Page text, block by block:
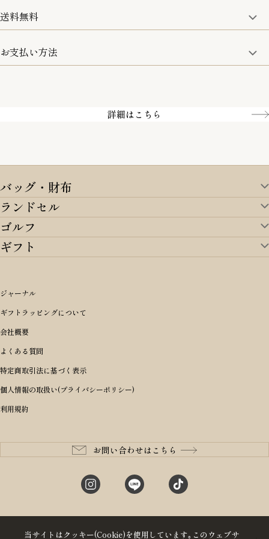
15:00までのご注文は即日発送
お取寄せ商品を除く
送料無料
5,500円(税込)以上で全国送料無料となります。
お支払い方法
詳細はこちら
バッグ・財布
バッグ・財布TOP
すべてを見る
アイテムから選ぶ
リュックサック・デイパック・バックパック
ショルダーバッグ
ボディバッグ・ウエストバッグ
長財布
二つ折り財布
三つ折り財布
コインケース・小銭入れ
m＋ エムピウ
PORTER 吉田カバン ポーター
BRIEFING ブリーフィング
Dakota ダコタ
CLEDRAN クレドラン
aniary アニアリ
CIE シー
StitchandSew ステッチアンドソー
ランドセル
ランドセルTOP
すべてを見る
オリジナルランドセル
女の子ランドセル
男の子ランドセル
ランドセル小物・その他
レッド
ピンク
パープル(ラベンダー)
キャメル
ブルー・ネイビー
価格から選ぶ
〜49,999円
50,000円〜59,999円
60,000円〜69,999円
70,000円〜79,999円
80,000円〜
ゴルフ
ゴルフTOP
アイテムから選ぶ
キャディバッグ
ヘッドカバー
ゴルフ小物
ゴルフウェア/アクセサリー
ブランドから選ぶ
BRIEFING ブリーフィング
master-piece マスターピース
JONES ジョーンズ
木の庄帆布
ギフト
シーンから探す
誕生日
結婚祝い
出産祝い
入学・進学祝い
成人祝い
就職・栄転祝い
長寿・還暦祝い
性別・年齢から探す
男性向け
女性向け
10代
20代
30代
予算から探す
〜4,999円
5,000円〜9,999円
10,000円〜19,999円
20,000円〜29,999円
ジャーナル
ギフトラッピングについて
会社概要
よくある質問
特定商取引法に基づく表示
個人情報の取扱い(プライバシーポリシー)
利用規約
お問い合わせはこちら
当サイトはクッキー(Cookie)を使用しています｡このウェブサ